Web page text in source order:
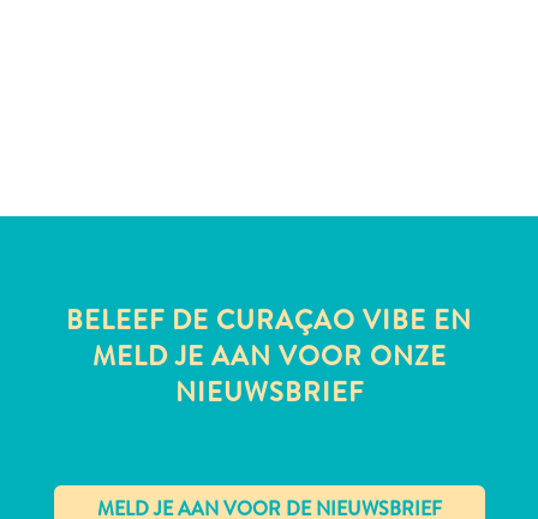
PlanBELEEF DE CURAÇAO VIBE EN
MELD JE AAN VOOR ONZE
NIEUWSBRIEF